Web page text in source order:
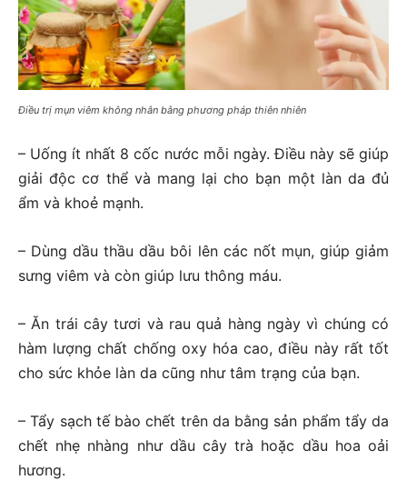
Điều trị mụn viêm không nhân bằng phương pháp thiên nhiên
– Uống ít nhất 8 cốc nước mỗi ngày. Điều này sẽ giúp
giải độc cơ thể và mang lại cho bạn một làn da đủ
ẩm và khoẻ mạnh.
– Dùng dầu thầu dầu bôi lên các nốt mụn, giúp giảm
sưng viêm và còn giúp lưu thông máu.
– Ăn trái cây tươi và rau quả hàng ngày vì chúng có
hàm lượng chất chống oxy hóa cao, điều này rất tốt
cho sức khỏe làn da cũng như tâm trạng của bạn.
– Tẩy sạch tế bào chết trên da bằng sản phẩm tẩy da
chết nhẹ nhàng như dầu cây trà hoặc dầu hoa oải
hương.